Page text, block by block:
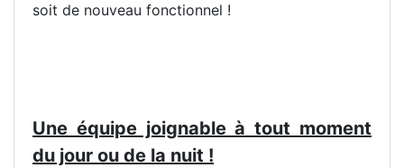
soit de nouveau fonctionnel !
Une équipe joignable à tout moment
du jour ou de la nuit !